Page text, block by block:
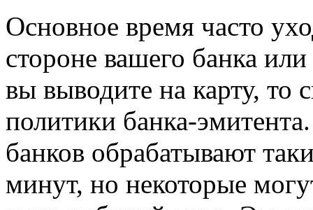
Основное время часто
стороне вашего банка
вы выводите на карту, то
политики банка-
банков обрабатывают
минут, но некоторые